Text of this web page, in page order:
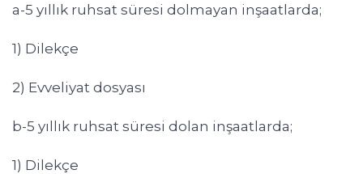
a-5 yıllık ruhsat süresi dolmayan inşaatlarda;
1) Dilekçe
2) Evveliyat dosyası
b-5 yıllık ruhsat süresi dolan inşaatlarda;
1) Dilekçe